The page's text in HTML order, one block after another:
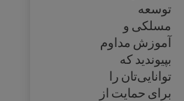
توسعه
مسلکی و
آموزش مداوم
بپیوندید که
توانایی‌تان را
برای حمایت از